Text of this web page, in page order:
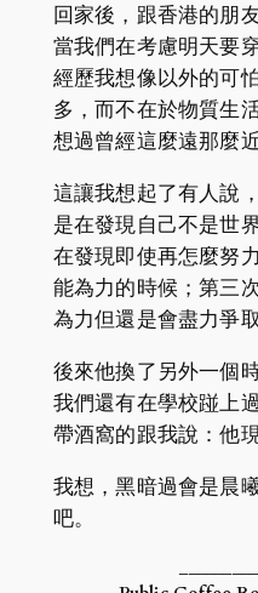
回家後，跟香港的朋
當我們在考慮明天要
經歷我想像以外的可
多，而不在於物質生
想過曾經這麼遠那麼
這讓我想起了有人說
是在發現自己不是世
在發現即使再怎麼努
能為力的時候；第三
為力但還是會盡力爭取
後來他換了另外一個
我們還有在學校踫上
帶酒窩的跟我說：他
我想，黑暗過會是晨
吧。